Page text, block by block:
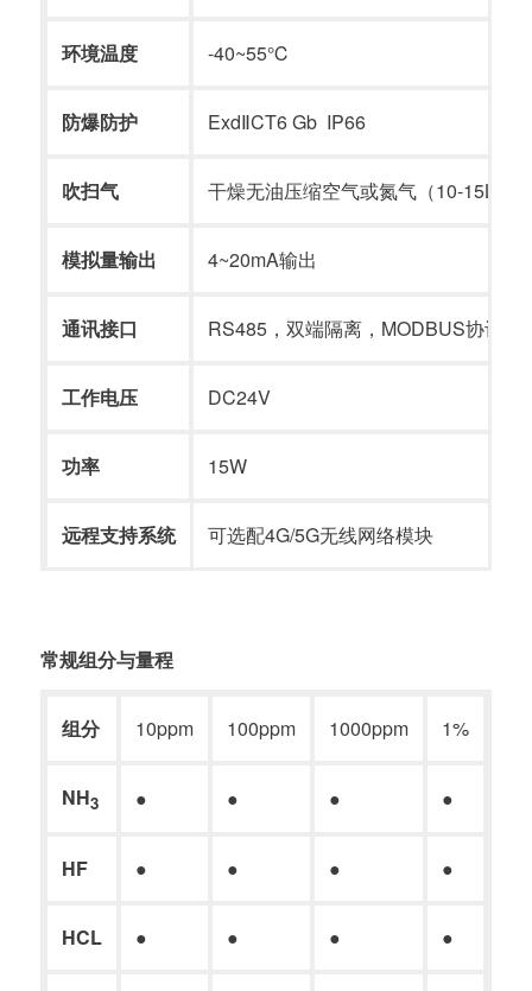
环境温度 -40~55℃
防爆防护 ExdⅡCT6 Gb IP66
吹扫气 干燥无油压缩空气或氮气（10-15L/
模拟量输出 4~20mA输出
通讯接口 RS485，双端隔离，MODBUS协议
工作电压 DC24V
功率 15W
远程支持系统 可选配4G/5G无线网络模块
常规组分与量程
组分 10ppm 100ppm 1000ppm 1%
NH3 ● ● ● ●
HF ● ● ● ●
HCL ● ● ● ●